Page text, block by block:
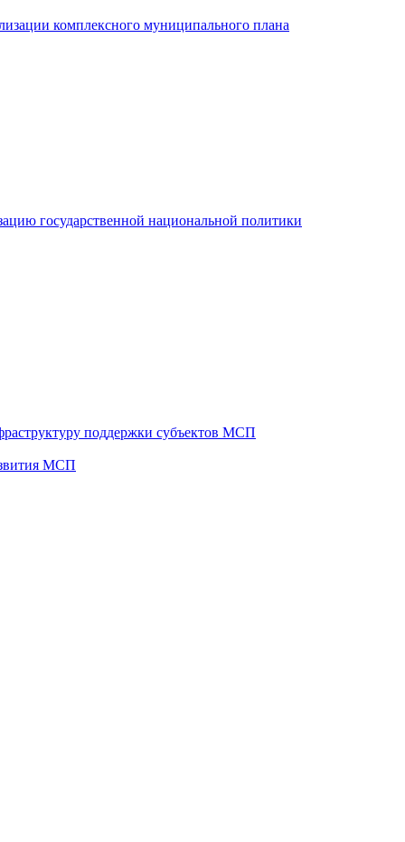
комплексного муниципального плана
государственной национальной политики
поддержки субъектов МСП
МСП